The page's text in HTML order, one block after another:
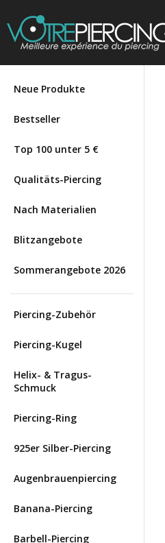
Neue Produkte
Bestseller
Top 100 unter 5 €
Qualitäts-Piercing
Nach Materialien
Blitzangebote
Sommerangebote 2026
Piercing-Zubehör
Piercing-Kugel
Helix- & Tragus-
Schmuck
Piercing-Ring
925er Silber-Piercing
Augenbrauenpiercing
Banana-Piercing
Barbell-Piercing